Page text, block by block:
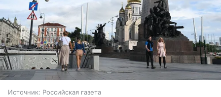
Источник: Российская газета